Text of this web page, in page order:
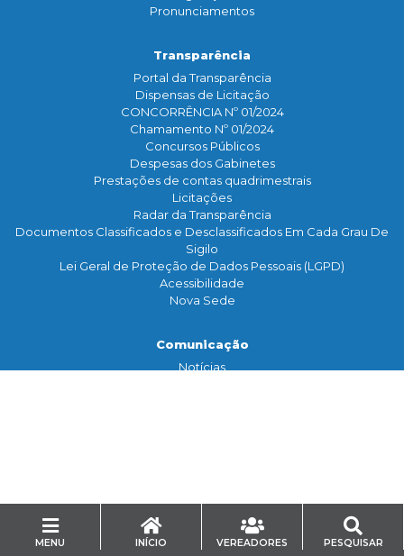
MENU INÍCIO VEREADORES PESQUISAR
Pronunciamentos
Transparência
Portal da Transparência
Dispensas de Licitação
CONCORRÊNCIA Nº 01/2024
Chamamento Nº 01/2024
Concursos Públicos
Despesas dos Gabinetes
Prestações de contas quadrimestrais
Licitações
Radar da Transparência
Documentos Classificados e Desclassificados Em Cada Grau De
Sigilo
Lei Geral de Proteção de Dados Pessoais (LGPD)
Acessibilidade
Nova Sede
Comunicação
Notícias
Serviço de Informação
Mídias Sociais